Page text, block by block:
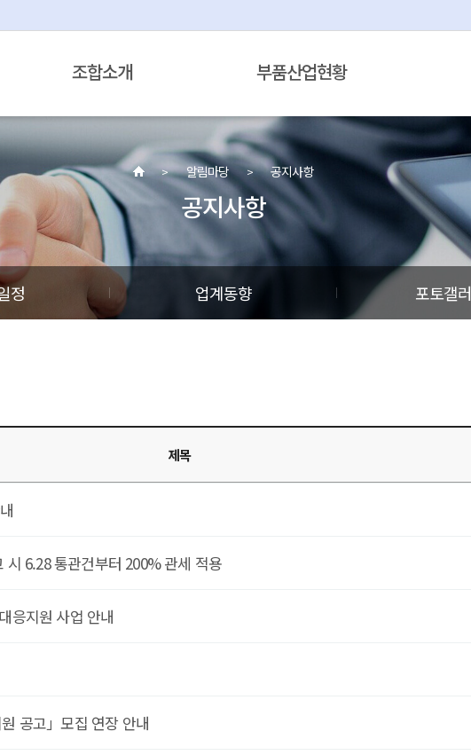
조합소개 부품산업현황
알림마당 공지사항
공지사항
정 업계동향 포토갤
제목
6.28 통관건부터 200% 관세 적용
응지원 사업 안내
공고」모집 연장 안내